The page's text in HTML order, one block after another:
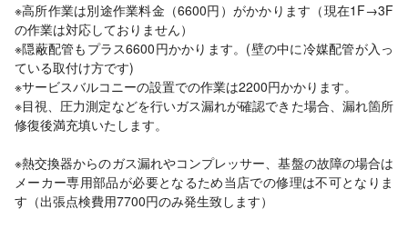
※高所作業は別途作業料金（6600円）がかかります（現在1F→3F
の作業は対応しておりません）
※隠蔽配管もプラス6600円かかります。(壁の中に冷媒配管が入っ
ている取付け方です)
※サービスバルコニーの設置での作業は2200円かかります。
※目視、圧力測定などを行いガス漏れが確認できた場合、漏れ箇所
修復後満充填いたします。
※熱交換器からのガス漏れやコンプレッサー、基盤の故障の場合は
メーカー専用部品が必要となるため当店での修理は不可となりま
す（出張点検費用7700円のみ発生致します）